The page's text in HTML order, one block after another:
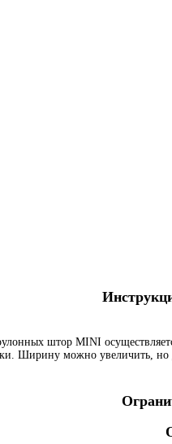
штор MINI
Ширину можно увеличить, но